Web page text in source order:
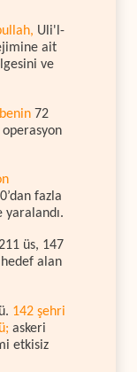
Uli'l-
ait
ve
72
fazla
yaralandı.
üs, 147
hedef alan
142 şehri
askeri
etkisiz